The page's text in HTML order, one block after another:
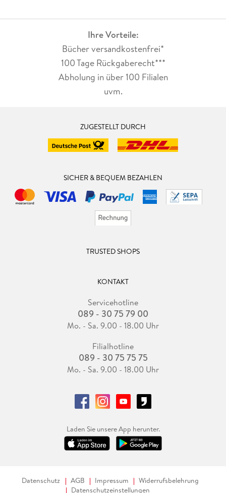
Ihre Vorteile:
Bücher versandkostenfrei*
100 Tage Rückgaberecht***
Abholung in über 100 Filialen
uvm.
ZUGESTELLT DURCH
SICHER & BEQUEM BEZAHLEN
TRUSTED SHOPS
KONTAKT
Servicehotline
089 - 30 75 79 00
Mo. - Sa. 9.00 - 18.00 Uhr
Filialhotline
089 - 30 75 75 75
Mo. - Sa. 9.00 - 18.00 Uhr
Laden Sie unsere App herunter.
Datenschutz AGB Impressum
Widerrufsbelehrung
Datenschutzeinstellungen